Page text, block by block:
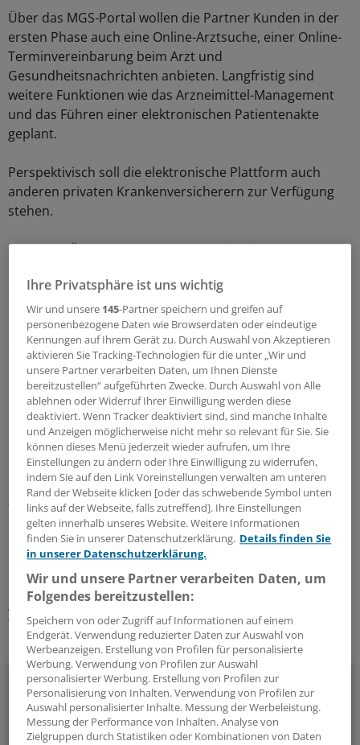
Über das MGS-Portal wollen die Partner Kunden in der
ersten Phase auch eine Online-Arztsuche, einer Online-
Terminvereinbarung beim Arzt und
Gesundheitsnachrichten anbieten. Langfristig sind
weitere Funktionen wie das Arzneimittel-Management
und das Führen einer elektronischen Patientenakte
geplant.
Perspektivisch soll die elektronische Plattform auch
anderen privaten Krankenversicherern zur Verfügung
stehen.
CGM wird Ärzte mit einem entsprechenden
ansprechen. Ärzte, die mit einer Praxissoftware des
Unternehmens arbeiten, müssen für die Nutzung des
Portals keine weiteren technischen Voraussetzungen
erfüllen. Die digitale Vernetzung vereinfache die
Prozesse und spare Ärzten und Versicherten künftig Zeit
und Geld, sagt Jens Dommel, General Manager Business
Unit Life bei CGM.
",Meine Gesundheit‘ wird auf jeden Fall auch die
papierbasierten Verfahren der Rechnungserfassung
unterstützen, um hier eine ganzheitliche Lösungsbreite
zu bieten."(iss)
0
Schlagworte:
Versicherungen Digitalisierung und IT Praxis-EDV
Ihr Newsletter zum Thema
Beruf & Alltag
Die Sonntagslektüre: Lesen Sie Wissenswertes und
Nützliches für Ihre tägliche Arbeit, lassen Sie sich von
Ihre Privatsphäre ist uns wichtig
Wir und unsere 145-Partner speichern und greifen auf
personenbezogene Daten wie Browserdaten oder eindeutige
Kennungen auf Ihrem Gerät zu. Durch Auswahl von Akzeptieren
aktivieren Sie Tracking-Technologien für die unter „Wir und
unsere Partner verarbeiten Daten, um Ihnen Dienste
bereitzustellen“ aufgeführten Zwecke. Durch Auswahl von Alle
ablehnen oder Widerruf Ihrer Einwilligung werden diese
deaktiviert. Wenn Tracker deaktiviert sind, sind manche Inhalte
und Anzeigen möglicherweise nicht mehr so relevant für Sie. Sie
können dieses Menü jederzeit wieder aufrufen, um Ihre
Einstellungen zu ändern oder Ihre Einwilligung zu widerrufen,
indem Sie auf den Link Voreinstellungen verwalten am unteren
Rand der Webseite klicken [oder das schwebende Symbol unten
links auf der Webseite, falls zutreffend]. Ihre Einstellungen
gelten innerhalb unseres Website. Weitere Informationen
finden Sie in unserer Datenschutzerklärung. Details finden Sie
in unserer Datenschutzerklärung.
Wir und unsere Partner verarbeiten Daten, um
Folgendes bereitzustellen:
Speichern von oder Zugriff auf Informationen auf einem
Endgerät. Verwendung reduzierter Daten zur Auswahl von
Werbeanzeigen. Erstellung von Profilen für personalisierte
Werbung. Verwendung von Profilen zur Auswahl
personalisierter Werbung. Erstellung von Profilen zur
Personalisierung von Inhalten. Verwendung von Profilen zur
Auswahl personalisierter Inhalte. Messung der Werbeleistung.
Messung der Performance von Inhalten. Analyse von
Zielgruppen durch Statistiken oder Kombinationen von Daten